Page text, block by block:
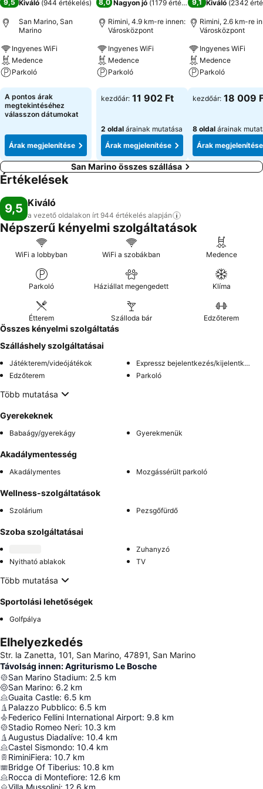
9,5 Kiváló (944 értékelés)
San Marino, San
Marino
Ingyenes WiFi
Medence
Parkoló
Árak megjelenítése
A pontos árak
megtekintéséhez
válasszon dátumokat
Árak megjelenítése
8,0 Nagyon jó (1179 értékelés)
Rimini, 4.9 km-re innen:
Városközpont
Ingyenes WiFi
Medence
Parkoló
Árak megjelenítése
kezdőár: 11 902 Ft
2 oldal árainak mutatása
Árak megjelenítése
9,1 Kiváló (2342
Rimini, 2.6 km-re
Városközpont
Ingyenes WiFi
Medence
Parkoló
Árak
kezdőár: 18 009
8 oldal árainak
Árak megjelenítése
San Marino összes szállása
Értékelések
9,5 Kiváló
a vezető oldalakon írt 944 értékelés alapján
Népszerű kényelmi szolgáltatások
WiFi a lobbyban WiFi a szobákban Medence
Parkoló Háziállat megengedett Klíma
Étterem Szálloda bár Edzőterem
Összes kényelmi szolgáltatás
Szálláshely szolgáltatásai
Játékterem/videójátékok
Expressz bejelentkezés/kijelentkezés
Edzőterem
Parkoló
Több mutatása
Gyerekeknek
Babaágy/gyerekágy Gyerekmenük
Akadálymentesség
Akadálymentes Mozgássérült parkoló
Wellness-szolgáltatások
Szolárium Pezsgőfürdő
Szoba szolgáltatásai
Zuhanyzó
Nyitható ablakok
TV
Több mutatása
Sportolási lehetőségek
Golfpálya
Elhelyezkedés
Str. la Zanetta, 101, San Marino, 47891, San Marino
Távolság innen: Agriturismo Le Bosche
San Marino Stadium: 2.5 km
San Marino: 6.2 km
Guaita Castle: 6.5 km
Palazzo Pubblico: 6.5 km
Federico Fellini International Airport: 9.8 km
Stadio Romeo Neri: 10.3 km
Augustus Diadalíve: 10.4 km
Castel Sismondo: 10.4 km
RiminiFiera: 10.7 km
Bridge Of Tiberius: 10.8 km
Rocca di Montefiore: 12.6 km
Villa Mussolini: 12.6 km